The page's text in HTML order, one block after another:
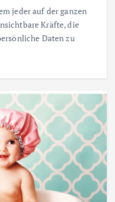
jeder auf der ganzen
Kräfte, die
Daten zu